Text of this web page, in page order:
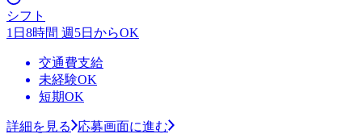
シフト
1日8時間 週5日からOK
交通費支給
未経験OK
短期OK
詳細を見る
応募画面に進む